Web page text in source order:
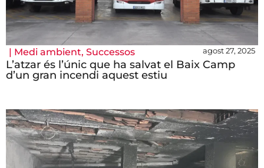
| Medi ambient, Successos agost 27, 2025
L’atzar és l’únic que ha salvat el Baix Camp
d’un gran incendi aquest estiu